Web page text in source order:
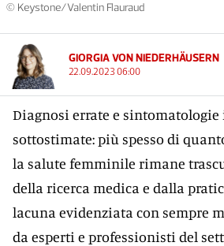
© Keystone/Valentin Flauraud
GIORGIA VON NIEDERHÄUSERN
22.09.2023 06:00
Diagnosi errate e sintomatologie
sottostimate: più spesso di
la salute femminile rimane
della ricerca medica e dalla
lacuna evidenziata con sempre
da esperti e professionisti del